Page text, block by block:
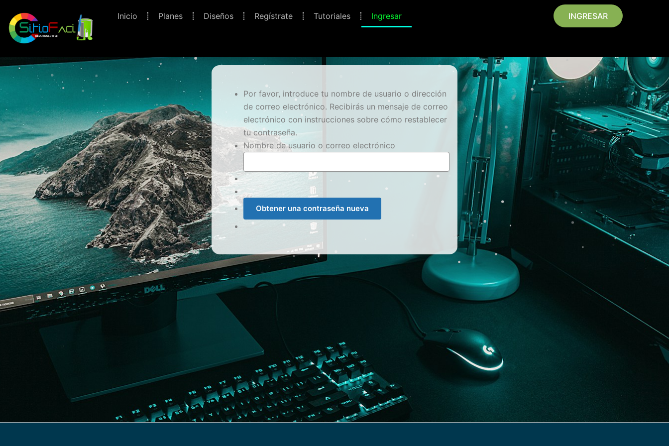
contenido
Inicio Planes Diseños Regístrate Tutoriales Ingresar INGRESAR
Por favor, introduce tu nombre de usuario o dirección
de correo electrónico. Recibirás un mensaje de correo
electrónico con instrucciones sobre cómo restablecer
tu contraseña.
Nombre de usuario o correo electrónico
Obtener una contraseña nueva